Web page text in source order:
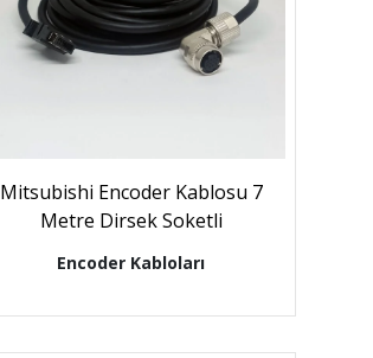
Mitsubishi Encoder Kablosu 7
Metre Dirsek Soketli
Encoder Kabloları